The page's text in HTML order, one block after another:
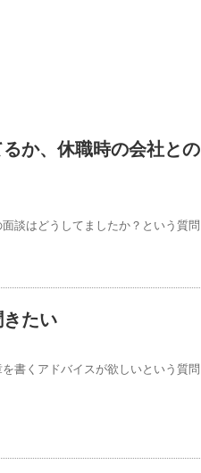
か、休職時の会社との
談はどうしてましたか？という質問
きたい
書くアドバイスが欲しいという質問